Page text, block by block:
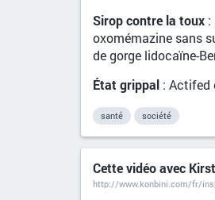
Sirop contre la toux :
oxomémazine sans
de gorge lidocaïne-
État grippal : Actifed
santé société
Cette vidéo avec
http://www.konbini.com/fr/